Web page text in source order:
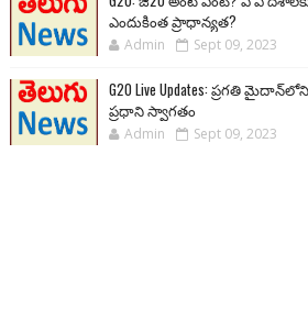
ఎందుకింత ప్రాధాన్యత?
Admin Sept 09, 2023
G20 Live Updates: ప్రగతి
ప్రధాని స్వాగతం
Admin Sept 09, 2023